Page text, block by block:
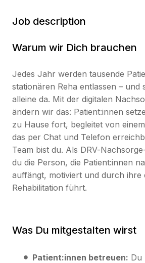
Job description
Warum wir Dich brauchen
Jedes Jahr werden tausende
stationären Reha entlassen – und
alleine da. Mit der digitalen
ändern wir das: Patient:innen
zu Hause fort, begleitet von
das per Chat und Telefon
Team bist du. Als DRV-
du die Person, die Patient:innen
auffängt, motiviert und durch ihre
Rehabilitation führt.
Was Du mitgestalten wirst
Patient:innen betreuen: Du